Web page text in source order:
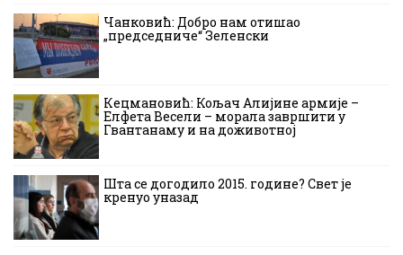
Чанковић: Добро нам отишао
„председниче“ Зеленски
Кецмановић: Кољач Алијине армије –
Елфета Весели – морала завршити у
Гвантанаму и на доживотној
Шта се догодило 2015. године? Свет је
кренуо уназад